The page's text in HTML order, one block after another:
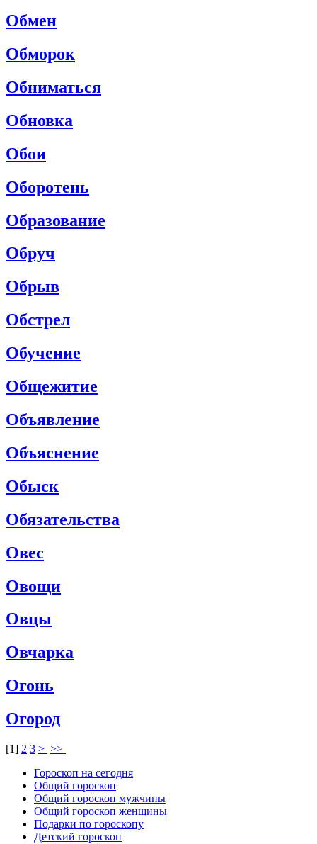
Обмен
Обморок
Обниматься
Обновка
Обои
Оборотень
Образование
Обруч
Обрыв
Обстрел
Обучение
Общежитие
Объявление
Объяснение
Обыск
Обязательства
Овес
Овощи
Овцы
Овчарка
Огонь
Огород
[1] 2 3 > >>
Гороскоп на сегодня
Общий гороскоп
Общий гороскоп мужчины
Общий гороскоп женщины
Подарки по гороскопу
Детский гороскоп